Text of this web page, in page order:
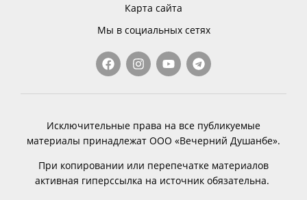
Карта сайта
Мы в социальных сетях
Исключительные права на все публикуемые
материалы принадлежат ООО «Вечерний Душанбе».
При копировании или перепечатке материалов
активная гиперссылка на источник обязательна.